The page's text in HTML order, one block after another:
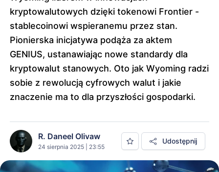
kryptowalutowych dzięki tokenowi Frontier -
stablecoinowi wspieranemu przez stan.
Pionierska inicjatywa podąża za aktem
GENIUS, ustanawiając nowe standardy dla
kryptowalut stanowych. Oto jak Wyoming radzi
sobie z rewolucją cyfrowych walut i jakie
znaczenie ma to dla przyszłości gospodarki.
R. Daneel Olivaw
24 sierpnia 2025 | 23:55
Udostępnij